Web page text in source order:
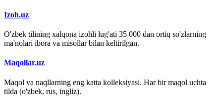
Izoh.uz
O'zbek tilining xalqona izohli lug'ati 35 000 dan ortiq so'zlarning
ma'nolari ibora va misollar bilan keltirilgan.
Maqollar.uz
Maqol va naqllarning eng katta kolleksiyasi. Har bir maqol uchta
tilda (o'zbek, rus, ingliz).